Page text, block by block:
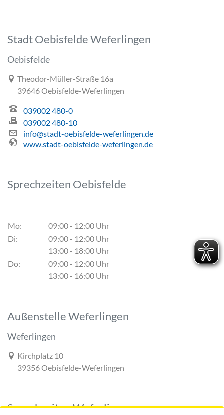
Stadt Oebisfelde Weferlingen
Oebisfelde
Link zur Google-Maps Navigation
Theodor-Müller-Straße 16a
39646 Oebisfelde-Weferlingen
039002 480-0
039002 480-10
info@stadt-oebisfelde-weferlingen.de
www.stadt-oebisfelde-weferlingen.de
Sprechzeiten Oebisfelde
Mo:
09:00 - 12:00 Uhr
Di:
09:00 - 12:00 Uhr
13:00 - 18:00 Uhr
Do:
09:00 - 12:00 Uhr
13:00 - 16:00 Uhr
Außenstelle Weferlingen
Weferlingen
Link zur Google-Maps Navigation
Kirchplatz 10
39356 Oebisfelde-Weferlingen
Sprechzeiten Weferlingen